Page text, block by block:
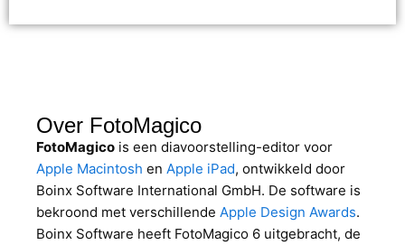
Over FotoMagico
FotoMagico is een diavoorstelling-editor voor
Apple Macintosh en Apple iPad, ontwikkeld door
Boinx Software International GmbH. De software is
bekroond met verschillende Apple Design Awards.
Boinx Software heeft FotoMagico 6 uitgebracht, de